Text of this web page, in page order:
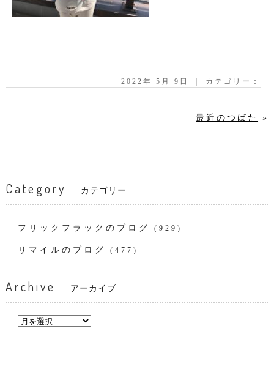
2022年 5月 9日 ｜ カテゴリー：
最近のつばた »
Category カテゴリー
フリックフラックのブログ (929)
リマイルのブログ (477)
Archive アーカイブ